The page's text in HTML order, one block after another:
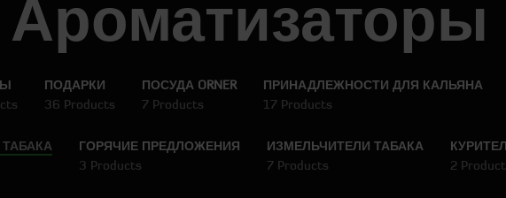
Ароматизаторы
ПОДАРКИ
36 Products
ПОСУДА ORNER
7 Products
ПРИНАДЛЕЖНОСТИ ДЛЯ КАЛЬЯНА
17 Products
ГОРЯЧИЕ ПРЕДЛОЖЕНИЯ
3 Products
ИЗМЕЛЬЧИТЕЛИ ТАБАКА
7 Products
2